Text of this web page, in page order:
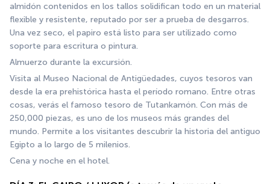
almidón contenidos en los tallos solidifican todo en un material
flexible y resistente, reputado por ser a prueba de desgarros.
Una vez seco, el papiro está listo para ser utilizado como
soporte para escritura o pintura.
Almuerzo durante la excursión.
Visita al Museo Nacional de Antigüedades, cuyos tesoros van
desde la era prehistórica hasta el período romano. Entre otras
cosas, verás el famoso tesoro de Tutankamón. Con más de
250,000 piezas, es uno de los museos más grandes del
mundo. Permite a los visitantes descubrir la historia del antiguo
Egipto a lo largo de 5 milenios.
Cena y noche en el hotel.